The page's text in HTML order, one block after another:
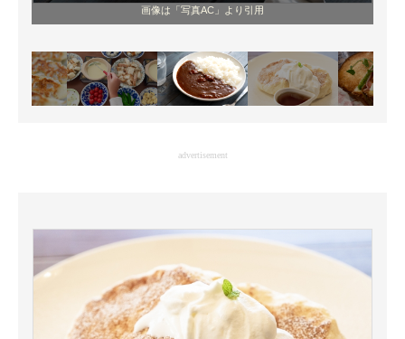
画像は「写真AC」より引用
advertisement